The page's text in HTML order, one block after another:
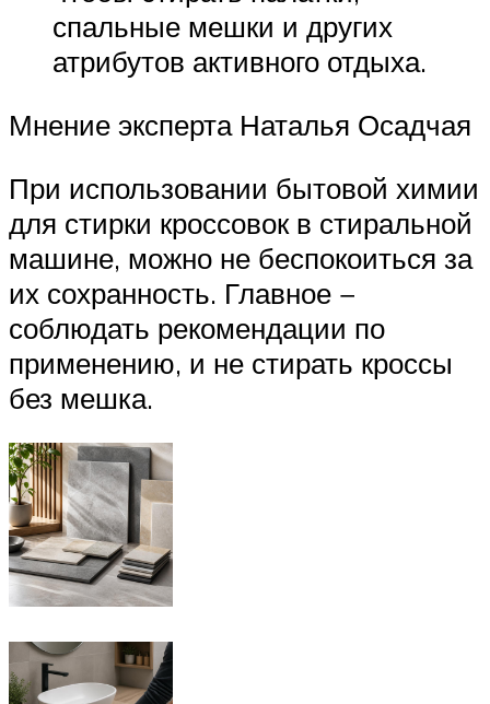
спальные мешки и других
атрибутов активного отдыха.
Мнение эксперта Наталья Осадчая
При использовании бытовой химии
для стирки кроссовок в стиральной
машине, можно не беспокоиться за
их сохранность. Главное −
соблюдать рекомендации по
применению, и не стирать кроссы
без мешка.